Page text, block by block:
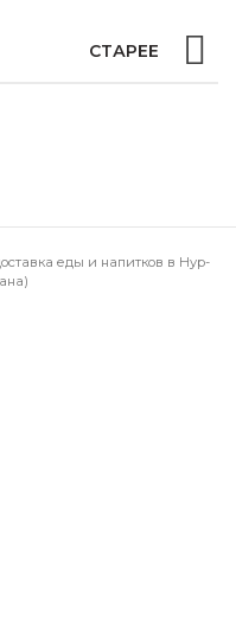
СТАРЕЕ
еды и напитков в Нур-